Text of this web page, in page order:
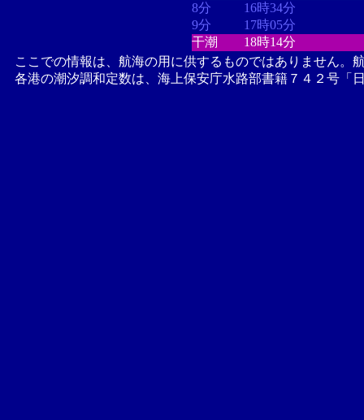
8分
16時34分
9分
17時05分
干潮
18時14分
ここでの情報は、航海の用に供するものではありません。
各港の潮汐調和定数は、海上保安庁水路部書籍７４２号「